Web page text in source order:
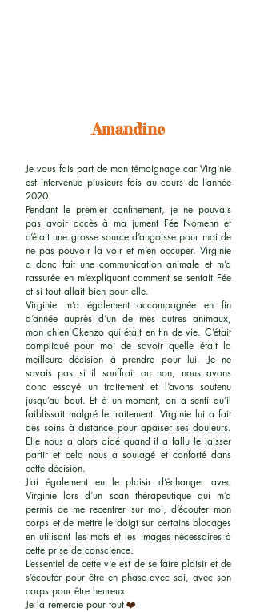
Amandine
Je vous fais part de mon témoignage car Virginie
est intervenue plusieurs fois au cours de l’année
2020.
Pendant le premier confinement, je ne pouvais
pas avoir accès à ma jument Fée Nomenn et
c’était une grosse source d’angoisse pour moi de
ne pas pouvoir la voir et m’en occuper. Virginie
a donc fait une communication animale et m’a
rassurée en m’expliquant comment se sentait Fée
et si tout allait bien pour elle.
Virginie m’a également accompagnée en fin
d’année auprès d’un de mes autres animaux,
mon chien Ckenzo qui était en fin de vie. C’était
compliqué pour moi de savoir quelle était la
meilleure décision à prendre pour lui. Je ne
savais pas si il souffrait ou non, nous avons
donc essayé un traitement et l’avons soutenu
jusqu’au bout. Et à un moment, on a senti qu’il
faiblissait malgré le traitement. Virginie lui a fait
des soins à distance pour apaiser ses douleurs.
Elle nous a alors aidé quand il a fallu le laisser
partir et cela nous a soulagé et conforté dans
cette décision.
J’ai également eu le plaisir d’échanger avec
Virginie lors d’un scan thérapeutique qui m’a
permis de me recentrer sur moi, d’écouter mon
corps et de mettre le doigt sur certains blocages
en utilisant les mots et les images nécessaires à
cette prise de conscience.
L’essentiel de cette vie est de se faire plaisir et de
s’écouter pour être en phase avec soi, avec son
corps pour être heureux.
Je la remercie pour tout ❤️